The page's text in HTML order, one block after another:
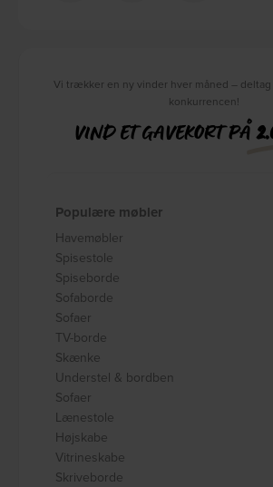
Vi trækker en ny vinder hver måned –
konkurrencen!
VIND ET GAVEKORT PÅ
Populære møbler
Havemøbler
Spisestole
Spiseborde
Sofaborde
Sofaer
TV-borde
Skænke
Understel & bordben
Sofaer
Lænestole
Højskabe
Vitrineskabe
Skriveborde